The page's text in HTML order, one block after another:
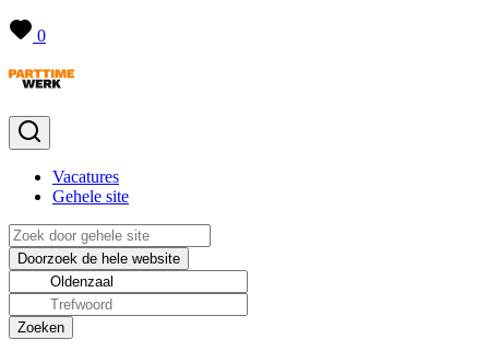
0
Vacatures
Gehele site